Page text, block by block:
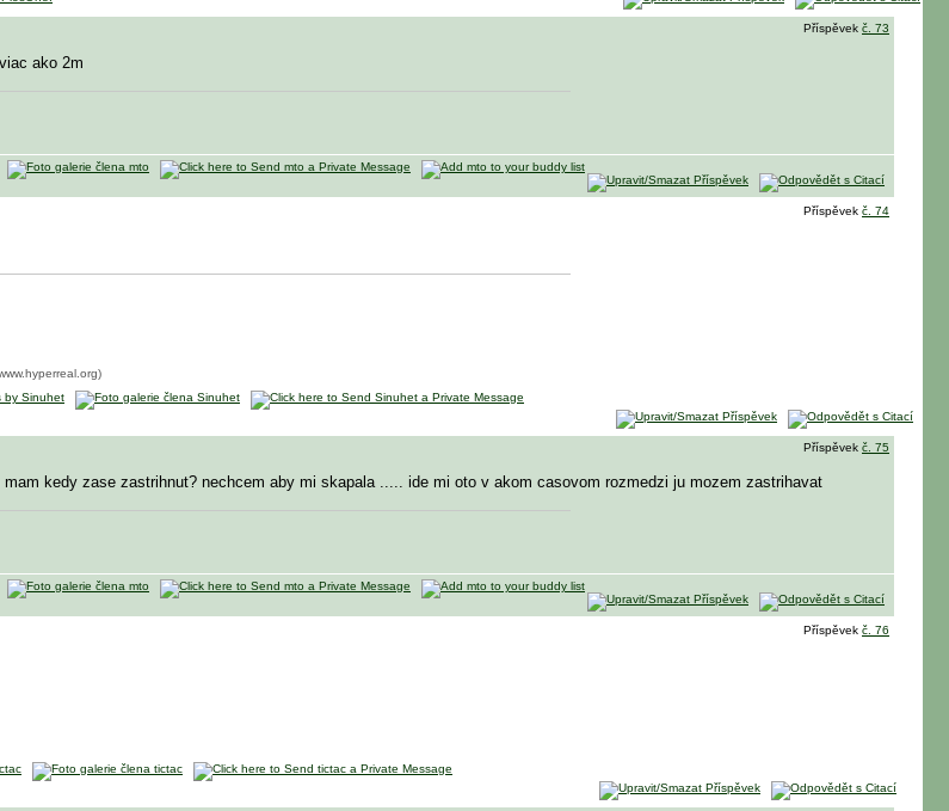
Příspěvek č. 73
ako 2m
Příspěvek č. 74
Příspěvek č. 75
kedy zase zastrihnut? nechcem aby mi skapala ..... ide mi oto v akom casovom rozmedzi ju mozem zastrihavat
Příspěvek č. 76